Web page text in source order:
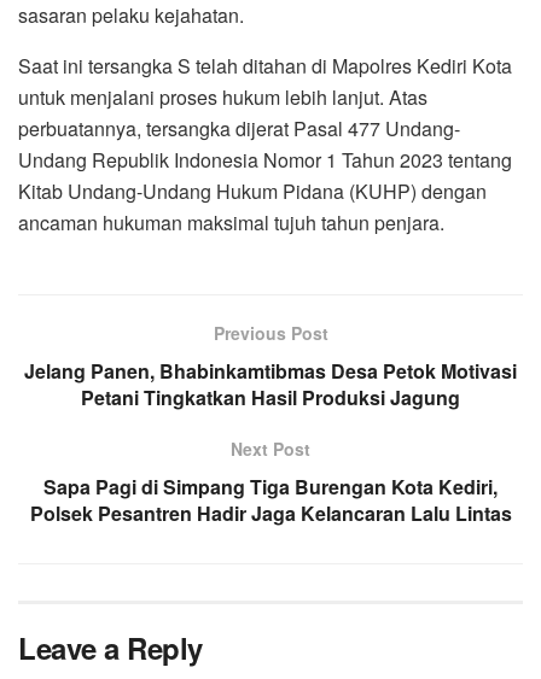
sasaran pelaku kejahatan.
Saat ini tersangka S telah ditahan di Mapolres Kediri Kota
untuk menjalani proses hukum lebih lanjut. Atas
perbuatannya, tersangka dijerat Pasal 477 Undang-
Undang Republik Indonesia Nomor 1 Tahun 2023 tentang
Kitab Undang-Undang Hukum Pidana (KUHP) dengan
ancaman hukuman maksimal tujuh tahun penjara.
Previous Post
Jelang Panen, Bhabinkamtibmas Desa Petok Motivasi
Petani Tingkatkan Hasil Produksi Jagung
Next Post
Sapa Pagi di Simpang Tiga Burengan Kota Kediri,
Polsek Pesantren Hadir Jaga Kelancaran Lalu Lintas
Leave a Reply